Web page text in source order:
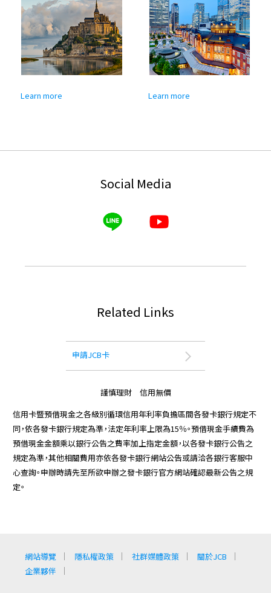
Learn more Learn more
Social Media
Related Links
申請JCB卡
謹慎理財 信用無價
信用卡暨預借現金之各級別循環信用年利率負擔區間各發卡銀行規定不
同，依各發卡銀行規定為準，法定年利率上限為15％。預借現金手續費為
預借現金金額乘以銀行公告之費率加上指定金額，以各發卡銀行公告之
規定為準，其他相關費用亦依各發卡銀行網站公告或請洽各銀行客服中
心查詢。申辦時請先至所欲申辦之發卡銀行官方網站確認最新公告之規
定。
網站導覽 隱私權政策 社群媒體政策
關於JCB
企業夥伴